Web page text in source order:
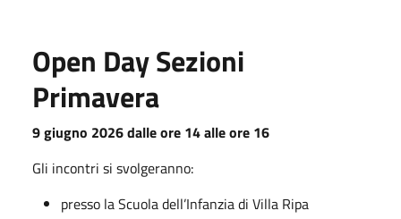
Open Day Sezioni
Primavera
9 giugno 2026dalle ore 14 alle ore 16
Gli incontri si svolgeranno:
presso la Scuola dell’Infanzia di Villa Ripa